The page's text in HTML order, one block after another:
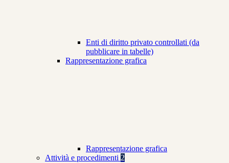
Enti di diritto privato controllati (da
pubblicare in tabelle)
Rappresentazione grafica
Rappresentazione grafica
Attività e procedimenti 2